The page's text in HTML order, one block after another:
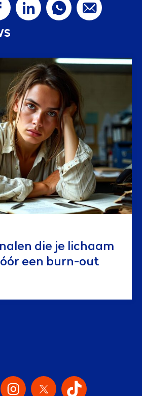
die je lichaam
een burn-out
Kanalen